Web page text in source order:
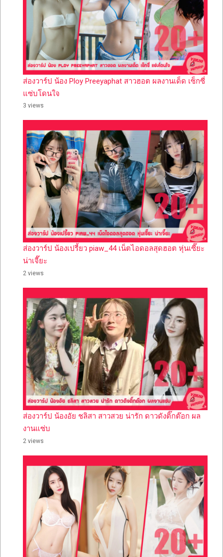
ส่องวาร์ป น้อง Ploy Preeyaphat สาวฮอต ผลงานเด็ด เซ็กซี่
แซ่บโดนใจ
3 views
ส่องวาร์ป น้องเปรี้ยว piaw_44 เน็ตไอดอลสุดฮอต หุ่นเซี๊ยะ
น่าเจี๊ยะ
2 views
ส่องวาร์ป น้องอัย ชลิสา สาวสวย น่ารัก ดาวดังติ๊กต๊อก ผล
งานแซ่บ
2 views